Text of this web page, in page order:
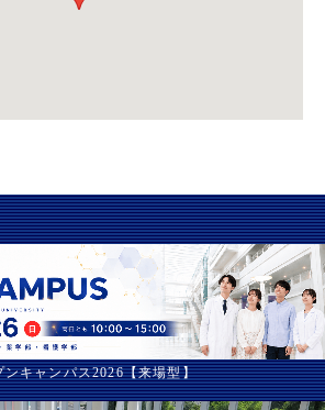
ンキャンパス2026【来場型】